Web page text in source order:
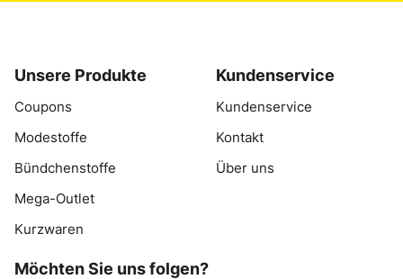
Unsere Produkte
Coupons
Modestoffe
Bündchenstoffe
Mega-Outlet
Kurzwaren
Kundenservice
Kundenservice
Kontakt
Über uns
Möchten Sie uns folgen?